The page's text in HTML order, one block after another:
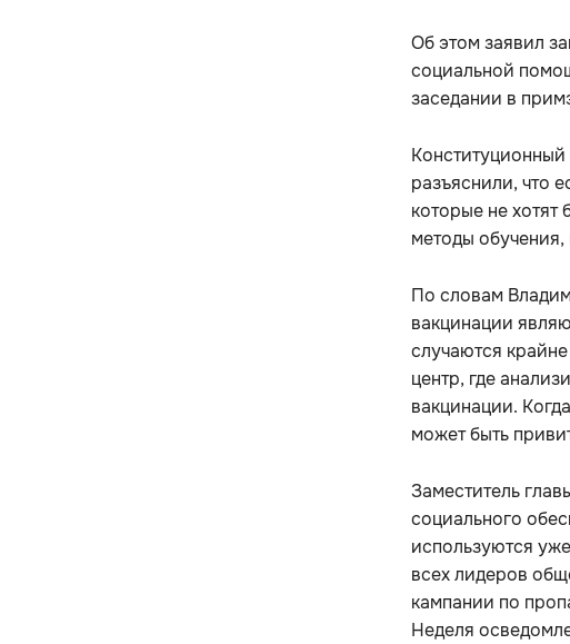
Об этом заявил
социальной
заседании в
разъяснили, что
которые не
методы
По словам
вакцинации
случаются
центр, где
вакцинации.
может быть
Заместитель
социального
используются
всех лидеров
кампании по
Неделя